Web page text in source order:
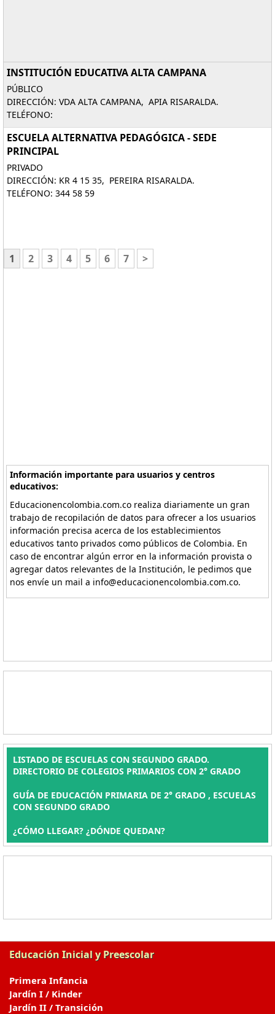
INSTITUCIÓN EDUCATIVA ALTA CAMPANA
PÚBLICO
DIRECCIÓN: VDA ALTA CAMPANA, APIA RISARALDA.
TELÉFONO:
ESCUELA ALTERNATIVA PEDAGÓGICA - SEDE
PRINCIPAL
PRIVADO
DIRECCIÓN: KR 4 15 35, PEREIRA RISARALDA.
TELÉFONO: 344 58 59
1 2 3 4 5 6 7 >
Información importante para usuarios y centros
educativos:
Educacionencolombia.com.co realiza diariamente un gran
trabajo de recopilación de datos para ofrecer a los usuarios
información precisa acerca de los establecimientos
educativos tanto privados como públicos de Colombia. En
caso de encontrar algún error en la información provista o
agregar datos relevantes de la Institución, le pedimos que
nos envíe un mail a info@educacionencolombia.com.co.
LISTADO DE ESCUELAS CON SEGUNDO GRADO.
DIRECTORIO DE COLEGIOS PRIMARIOS CON 2° GRADO
GUÍA DE EDUCACIÓN PRIMARIA DE 2° GRADO , ESCUELAS
CON SEGUNDO GRADO
¿CÓMO LLEGAR? ¿DÓNDE QUEDAN?
Educación Inicial y Preescolar
Primera Infancia
Jardín I / Kinder
Jardín II / Transición